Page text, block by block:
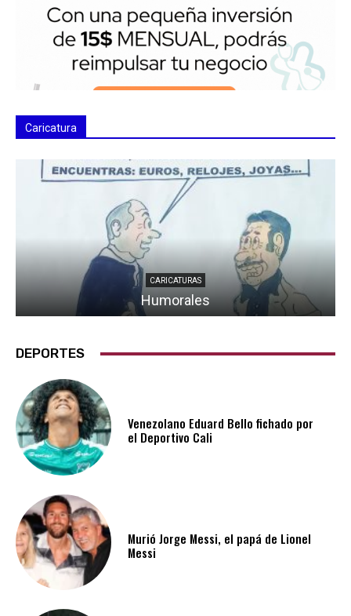
Caricatura
CARICATURAS
Humorales
DEPORTES
Venezolano Eduard Bello fichado por
el Deportivo Cali
Murió Jorge Messi, el papá de Lionel
Messi